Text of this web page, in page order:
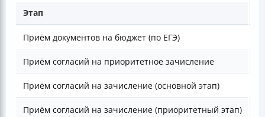
Этап
Приём документов на бюджет (по ЕГЭ)
Приём согласий на приоритетное зачисление
Приём согласий на зачисление (основной этап)
Приём согласий на зачисление (приоритетный этап)